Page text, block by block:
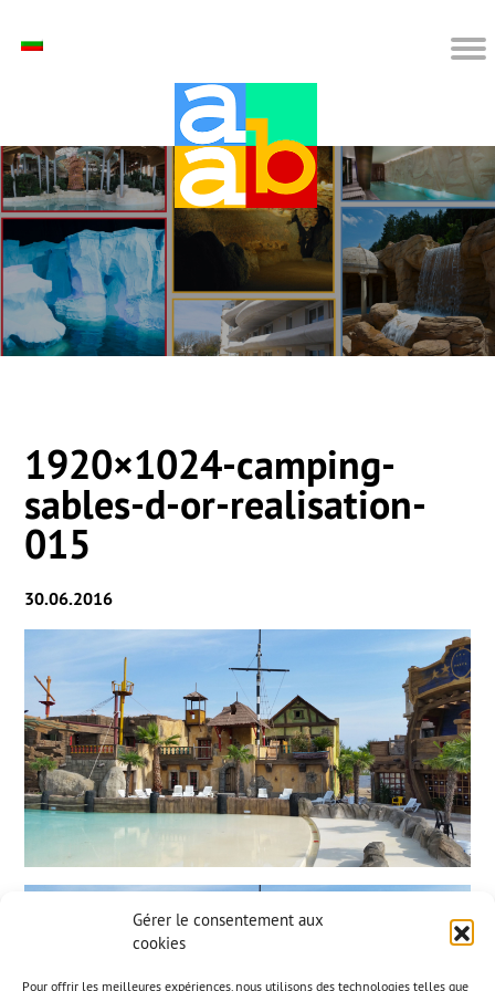
Gérer le consentement aux
cookies
Pour offrir les meilleures expériences, nous utilisons des technologies telles que
1920×1024-camping-
sables-d-or-realisation-
015
30.06.2016